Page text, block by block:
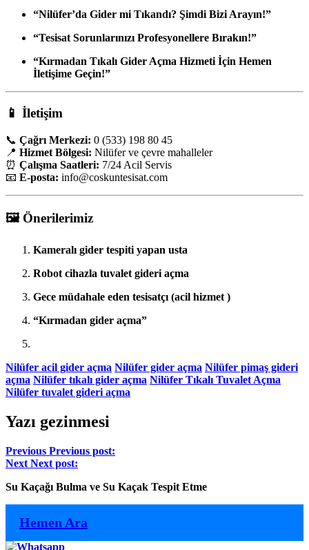
“Nilüfer’da Gider mi Tıkandı? Şimdi Bizi Arayın!”
“Tesisat Sorunlarınızı Profesyonellere Bırakın!”
“Kırmadan Tıkalı Gider Açma Hizmeti İçin Hemen
İletişime Geçin!”
📱 İletişim
📞 Çağrı Merkezi: 0 (533) 198 80 45
📍 Hizmet Bölgesi: Nilüfer ve çevre mahalleler
⏰ Çalışma Saatleri: 7/24 Acil Servis
📧 E-posta: info@coskuntesisat.com
🖼️ Önerilerimiz
Kameralı gider tespiti yapan usta
Robot cihazla tuvalet gideri açma
Gece müdahale eden tesisatçı (acil hizmet )
“Kırmadan gider açma”
Nilüfer acil gider açma Nilüfer gider açma Nilüfer pimaş gideri
açma Nilüfer tıkalı gider açma Nilüfer Tıkalı Tuvalet Açma
Nilüfer tuvalet gideri açma
Yazı gezinmesi
Previous Previous post:
Next Next post:
Su Kaçağı Bulma ve Su Kaçak Tespit Etme
Hemen Ara